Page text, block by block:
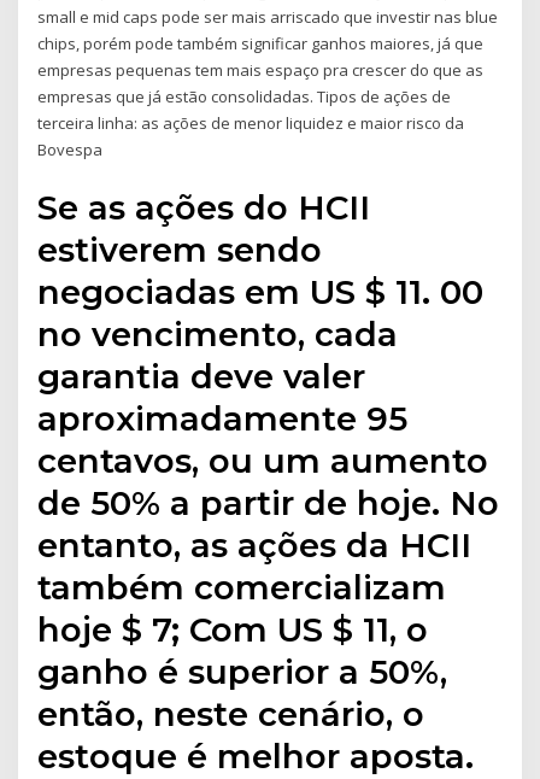
small e mid caps pode ser mais arriscado que investir nas blue
chips, porém pode também significar ganhos maiores, já que
empresas pequenas tem mais espaço pra crescer do que as
empresas que já estão consolidadas. Tipos de ações de
terceira linha: as ações de menor liquidez e maior risco da
Bovespa
Se as ações do HCII
estiverem sendo
negociadas em US $ 11. 00
no vencimento, cada
garantia deve valer
aproximadamente 95
centavos, ou um aumento
de 50% a partir de hoje. No
entanto, as ações da HCII
também comercializam
hoje $ 7; Com US $ 11, o
ganho é superior a 50%,
então, neste cenário, o
estoque é melhor aposta.